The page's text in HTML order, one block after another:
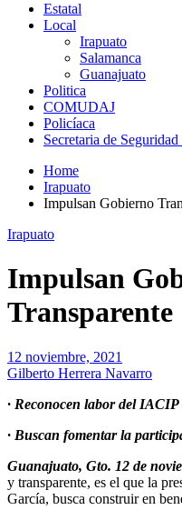
Estatal
Local
Irapuato
Salamanca
Guanajuato
Politica
COMUDAJ
Policíaca
Secretaria de
Home
Irapuato
Impulsan Gobierno
Irapuato
Impulsan
Transparente
12 noviembre, 2021
Gilberto Herrera Navarro
· Reconocen labor del
· Buscan fomentar la
Guanajuato, Gto. 12 de
y transparente, es el que la
García, busca construir en